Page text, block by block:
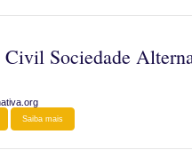
Civil Sociedade
Saiba mais